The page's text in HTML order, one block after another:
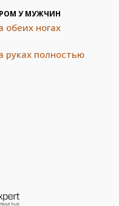
У МУЖЧИН
обеих ногах
руках полностью